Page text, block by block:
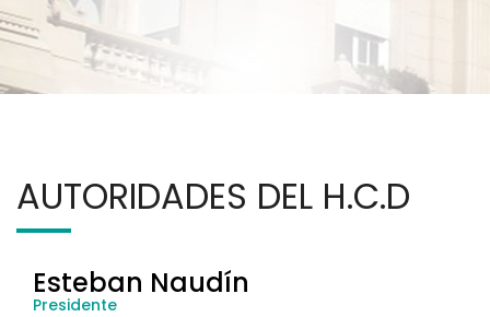
AUTORIDADES DEL H.C.D
Esteban Naudín
Presidente